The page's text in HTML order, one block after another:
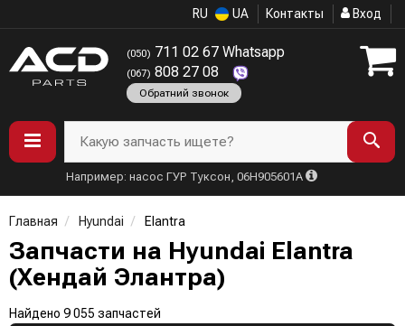
RU UA Контакты Вход
(050) 711 02 67 Whatsapp
(067) 808 27 08
Обратний звонок
Какую запчасть ищете?
Например: насос ГУР Туксон, 06H905601A
Главная Hyundai Elantra
Запчасти на Hyundai Elantra
(Хендай Элантра)
Найдено 9 055 запчастей